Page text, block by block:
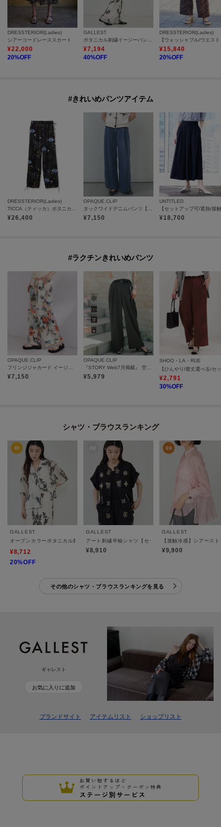
DRESSTERIOR(Ladies)
シアーコードレーススカート
¥22,000
20%OFF
GALLEST
¥7,194
40%OFF
DRESSTERIOR(Ladies)
¥15,840
20%OFF
#きれいめパンツアイテム
DRESSTERIOR(Ladies)
¥26,400
OPAQUE.CLIP
¥7,150
UNTITLED
¥18,700
#ラクチンきれいめパンツ
OPAQUE.CLIP
フリンジジャカード イージーパンツ【洗濯機OK】
¥7,150
OPAQUE.CLIP
『STORY Web7月掲載』 空気パンツ《接触冷感／UVケア／吸水速乾／防シワ／洗濯機OK》
¥5,979
SHOO・LA・RUE
¥2,791
30%OFF
シャツ・ブラウスランキング
GALLEST
オープンカラーボタニカル刺繍シャツ【セットアップ可能】
¥8,712
20%OFF
GALLEST
アート刺繍半袖シャツ【セットアップ可能】
¥8,910
GALLEST
【接触冷感】シアース
¥9,900
その他のシャツ・ブラウスランキングを見る
ギャレスト
お気に入りに追加
ブランドサイト アイテムリスト ショップリスト
お買い物するほど
ポイントアップ・クーポン特典
ステージ別サービス